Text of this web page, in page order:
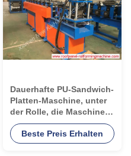
Dauerhafte PU-Sandwich-
Platten-Maschine, unter
der Rolle, die Maschine
für Sandwich-Platten-
Ecke bildet
Beste Preis Erhalten